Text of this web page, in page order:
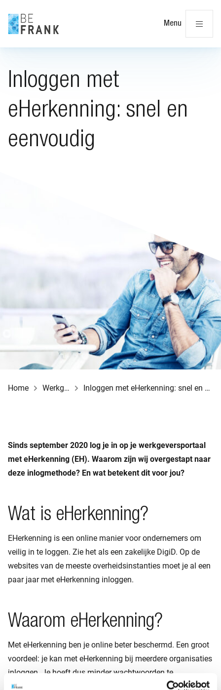
Menu
Inloggen met
eHerkenning: snel en
eenvoudig
Home Werkgever Inloggen met eHerkenning: snel en eenvoudig
Sinds september 2020 log je in op je werkgeversportaal
met eHerkenning (EH). Waarom zijn wij overgestapt naar
deze inlogmethode? En wat betekent dit voor jou?
Wat is eHerkenning?
EHerkenning is een online manier voor ondernemers om
veilig in te loggen. Zie het als een zakelijke DigiD. Op de
websites van de meeste overheidsinstanties moet je al een
paar jaar met eHerkenning inloggen.
Waarom eHerkenning?
Met eHerkenning ben je online beter beschermd. Een groot
voordeel: je kan met eHerkenning bij meerdere organisaties
inloggen. Je hoeft dus minder wachtwoorden te
onthouden. Makkelijk, veilig en betrouwbaar.
Meer